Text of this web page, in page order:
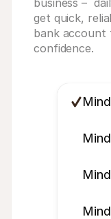
business –
get quick,
bank account
confidence.